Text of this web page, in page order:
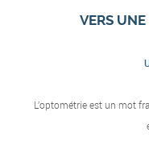
VERS
L’optométrie est un mot